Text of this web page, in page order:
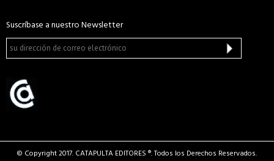
Suscríbase a nuestro Newsletter
© Copyright 2017. CATAPULTA EDITORES ®. Todos los Derechos Reservados.